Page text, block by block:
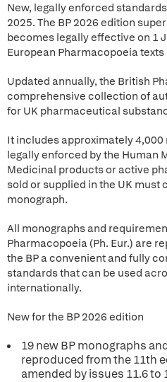
New, legally enforced
2025. The BP 2026 edition
becomes legally effective on 1
European Pharmacopoeia
Updated annually, the British
comprehensive collection of
for UK pharmaceutical
It includes approximately
legally enforced by the Human
Medicinal products or active
sold or supplied in the UK
monograph.
All monographs and
Pharmacopoeia (Ph. Eur.) are
the BP a convenient and fully
standards that can be used
internationally.
New for the BP 2026 edition
19 new BP monographs
reproduced from the 11th
amended by issues 11.6 to